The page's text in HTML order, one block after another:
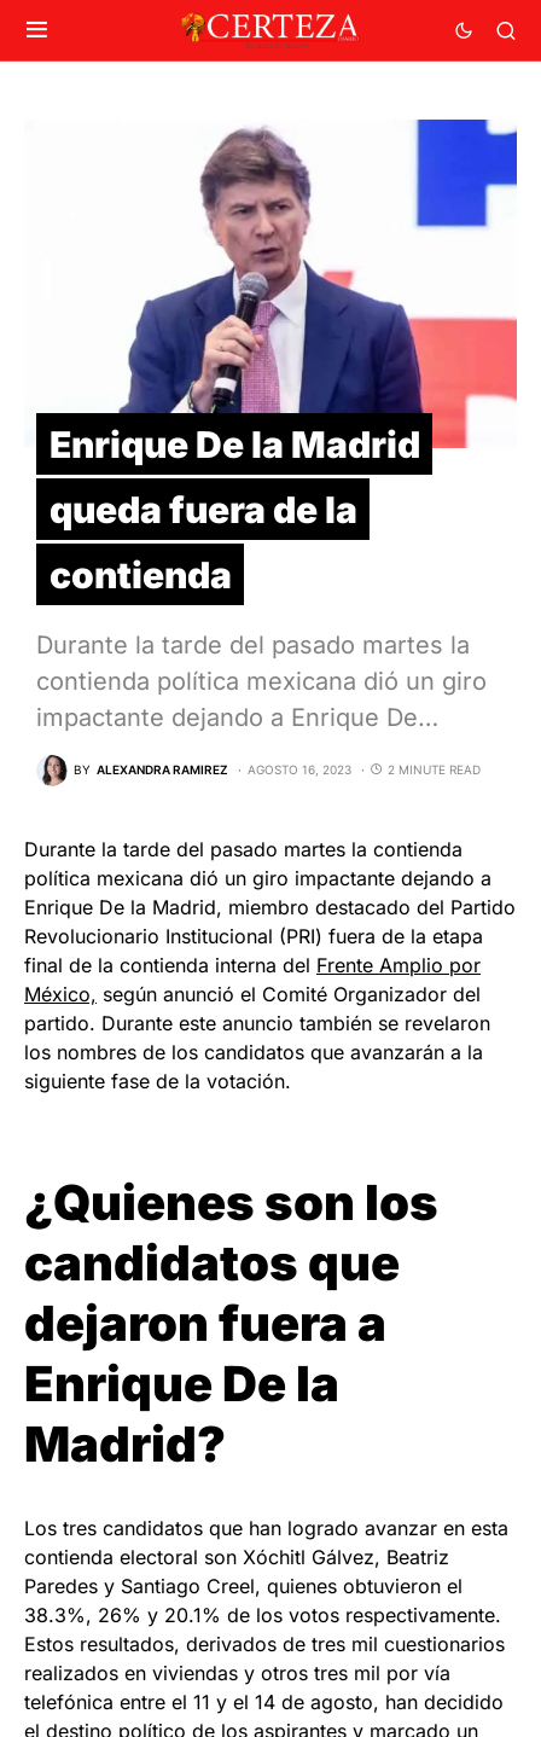
Enrique De la Madrid
queda fuera de la
contienda
Durante la tarde del pasado martes la
contienda política mexicana dió un giro
impactante dejando a Enrique De…
BY ALEXANDRA RAMIREZ AGOSTO 16, 2023 2 MINUTE READ
Durante la tarde del pasado martes la contienda
política mexicana dió un giro impactante dejando a
Enrique De la Madrid, miembro destacado del Partido
Revolucionario Institucional (PRI) fuera de la etapa
final de la contienda interna del Frente Amplio por
México, según anunció el Comité Organizador del
partido. Durante este anuncio también se revelaron
los nombres de los candidatos que avanzarán a la
siguiente fase de la votación.
¿Quienes son los
candidatos que
dejaron fuera a
Enrique De la
Madrid?
Los tres candidatos que han logrado avanzar en esta
contienda electoral son Xóchitl Gálvez, Beatriz
Paredes y Santiago Creel, quienes obtuvieron el
38.3%, 26% y 20.1% de los votos respectivamente.
Estos resultados, derivados de tres mil cuestionarios
realizados en viviendas y otros tres mil por vía
telefónica entre el 11 y el 14 de agosto, han decidido
el destino político de los aspirantes y marcado un